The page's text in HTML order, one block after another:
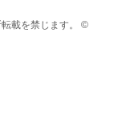
載を禁じます。 ©